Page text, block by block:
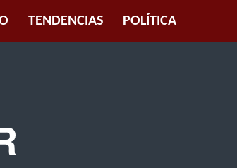
TENDENCIAS POLÍTICA